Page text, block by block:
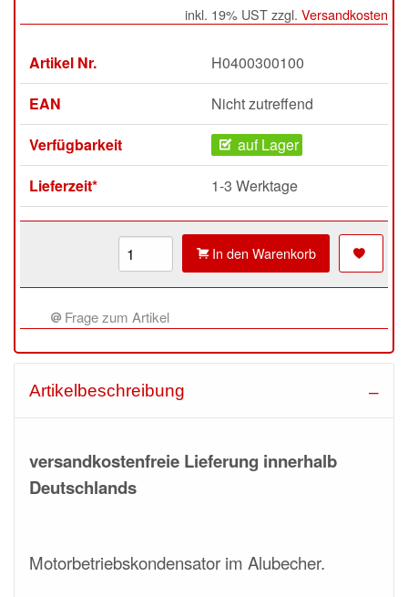
inkl. 19% UST zzgl. Versandkosten
Artikel Nr.
H0400300100
EAN
Nicht zutreffend
Verfügbarkeit
auf Lager
Lieferzeit*
1-3 Werktage
In den Warenkorb
Frage zum Artikel
Artikelbeschreibung
versandkostenfreie Lieferung innerhalb
Deutschlands
Motorbetriebskondensator im Alubecher.